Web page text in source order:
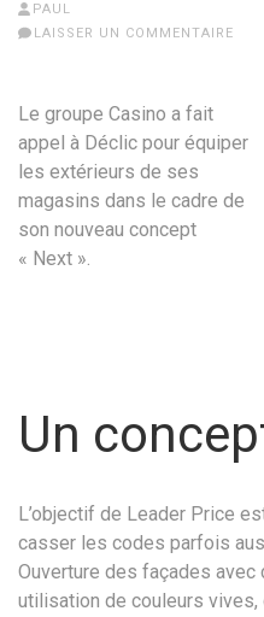
PAUL
LAISSER UN COMMENTAIRE
Le groupe Casino a fait
appel à Déclic pour équiper
les extérieurs de ses
magasins dans le cadre de
son nouveau concept
« Next ».
Un
L’objectif de Leader Price
casser les codes parfois
Ouverture des façades
utilisation de couleurs